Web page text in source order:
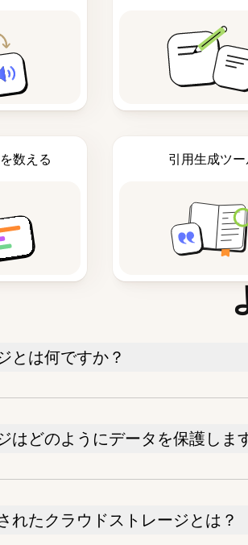
数える 引用生成ツ
とは何ですか？
はどのようにデータを保護しま
れたクラウドストレージとは？